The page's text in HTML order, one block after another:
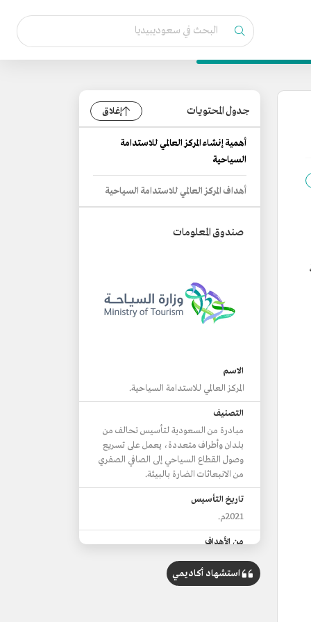
جدول المحتويات إغلاق
أهمية إنشاء المركز العالمي للاستدامة
السياحية
أهداف المركز العالمي للاستدامة السياحية
صندوق المعلومات
الاسم
المركز العالمي للاستدامة السياحية.
التصنيف
مبادرة من السعودية لتأسيس تحالف من
بلدان وأطراف متعددة، يعمل على تسريع
وصول القطاع السياحي إلى الصافي الصفري
من الانبعاثات الضارة بالبيئة.
تاريخ التأسيس
2021م.
من الأهداف
تسريع انتقال القطاع السياحي إلى صافي
الانبعاثات الصفري.
دعم الجهود العالمية لحماية الطبيعة
استشهاد أكاديمي